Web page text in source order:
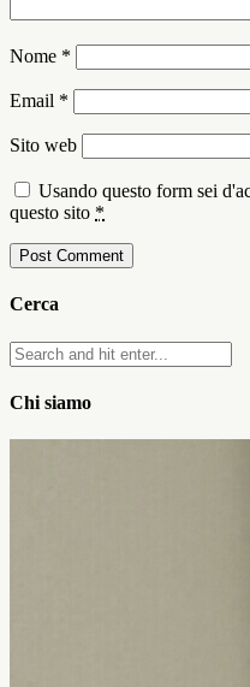
Nome *
Email *
Sito web
Usando questo form sei
questo sito *
Cerca
Chi siamo